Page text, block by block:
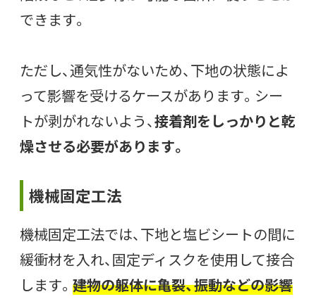
できます。
ただし、通気性がないため、下地の状態によ
って影響を受けるケースがあります。シー
トが剥がれないよう、接着剤をしっかりと乾
燥させる必要があります。
機械固定工法
機械固定工法では、下地と塩ビシートの間に
緩衝材を入れ、固定ディスクを使用して接合
します。 建物の躯体に亀裂、振動などの影響